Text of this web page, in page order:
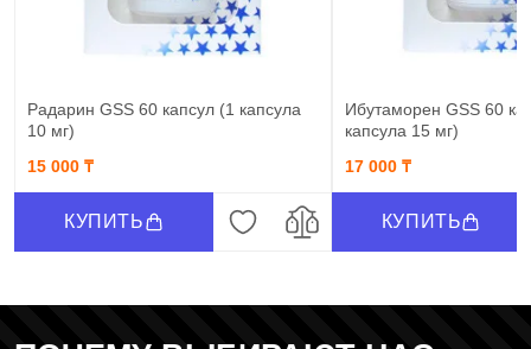
Радарин GSS 60 капсул (1 капсула
10 мг)
15 000 ₸
КУПИТЬ
Ибутаморен GSS 60
капсула 15 мг)
17 000 ₸
КУПИТЬ